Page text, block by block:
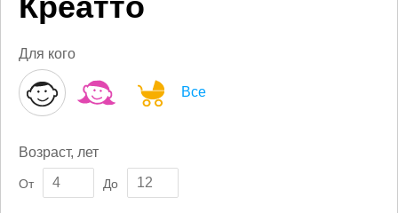
Для кого
Все
Возраст, лет
От До